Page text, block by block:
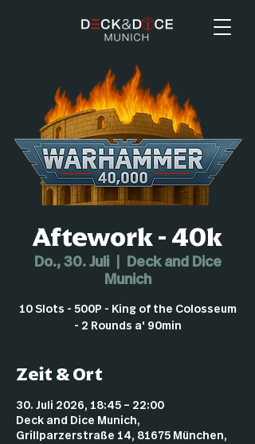
Aftework - 40k
Do., 30. Juli
  |
Deck and Dice
Munich
10 Slots - 500P - King of the Colosseum
- 2 Rounds a' 90min
Zeit & Ort
30. Juli 2026, 18:45 – 22:00
Deck and Dice Munich,
Grillparzerstraße 14, 81675 München,